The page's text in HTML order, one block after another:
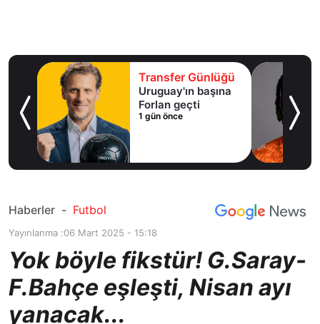
Transfer Günlüğü
Uruguay'ın başına
Forlan geçti
1 gün önce
Haberler - Futbol
Yayınlanma :06 Mart 2025 - 15:18
Yok böyle fikstür! G.Saray-
F.Bahçe eşleşti, Nisan ayı
yanacak...